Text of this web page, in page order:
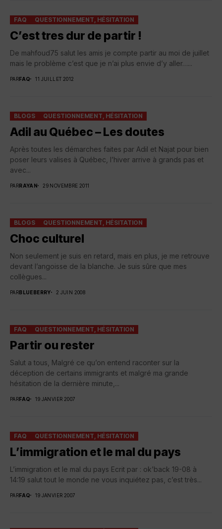
FAQ QUESTIONNEMENT, HÉSITATION
C’est tres dur de partir !
De mahfoud75 salut les amis je compte partir au moi de juillet
mais le problème c’est que je n’ai plus envie d’y aller…...
PARFAQ 11 JUILLET 2012
BLOGS QUESTIONNEMENT, HÉSITATION
Adil au Québec – Les doutes
Après toutes les démarches faites par Adil et Najat pour bien
poser leurs valises à Québec, l’hiver arrive à grands pas et
avec...
PARRAYAN 29 NOVEMBRE 2011
BLOGS QUESTIONNEMENT, HÉSITATION
Choc culturel
Non seulement je suis en retard, mais en plus, je me retrouve
devant l’angoisse de la blanche. Je suis sûre que mes
collègues...
PARBLUEBERRY 2 JUIN 2008
FAQ QUESTIONNEMENT, HÉSITATION
Partir ou rester
Salut a tous, Malgré ce qu’on entend raconter sur la
déception de certains immigrants et malgré ma grande
hésitation de la dernière minute,...
PARFAQ 19 JANVIER 2007
FAQ QUESTIONNEMENT, HÉSITATION
L’immigration et le mal du pays
L’immigration et le mal du pays Ecrit par : ok’back 19-08 à
14:19 salut tout le monde ne vous inquiétez pas, c’est très...
PARFAQ 19 JANVIER 2007